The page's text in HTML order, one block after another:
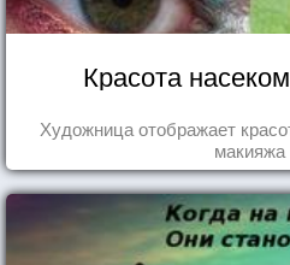
Красота
Художница отображает
макияжа